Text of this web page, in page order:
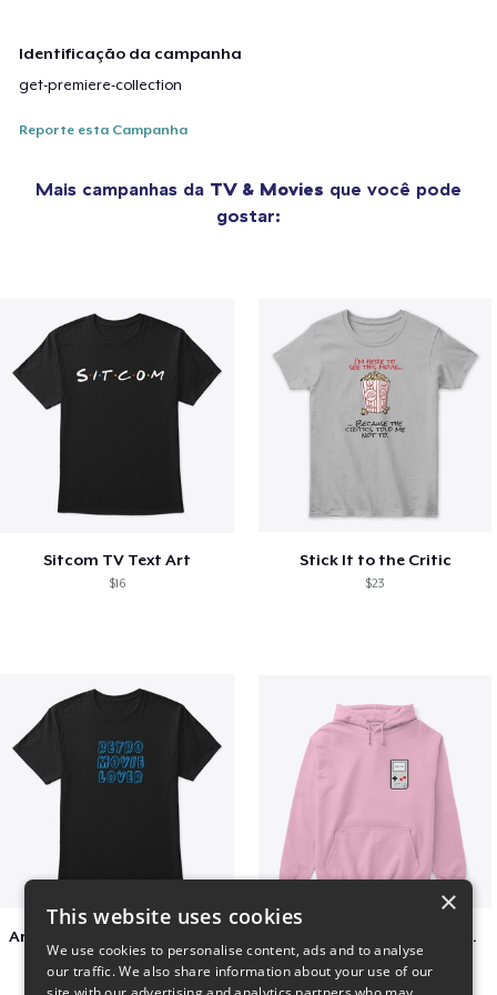
Identificação da campanha
get-premiere-collection
Reporte esta Campanha
Mais campanhas da TV & Movies que você pode
gostar:
Sitcom TV Text Art
$16
Stick It to the Critic
$23
$25
Persian Cat watching Cats TV
$7
×
This website uses cookies
We use cookies to personalise content, ads and to analyse
our traffic. We also share information about your use of our